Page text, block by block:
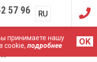
принимаете нашу
cookie, подробнее OK
57 96 RU
UA